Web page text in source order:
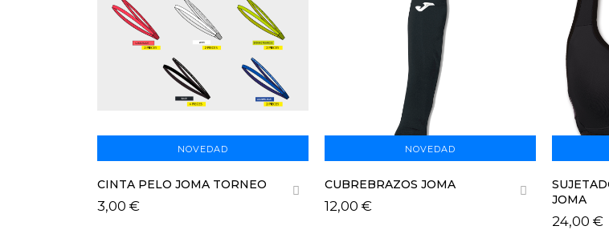
NOVEDAD
CINTA PELO JOMA TORNEO
3,00 €
NOVEDAD
CUBREBRAZOS JOMA
12,00 €
JOMA
24,00 €